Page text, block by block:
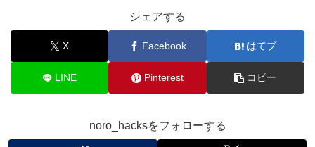
シェアする
X Facebook はてブ
LINE Pinterest コピー
noro_hacksをフォローする